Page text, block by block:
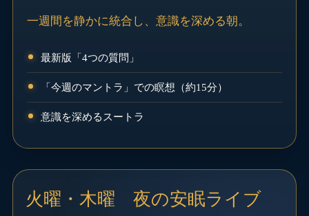
一週間を静かに統合し、意識を深める朝。
最新版「4つの質問」
「今週のマントラ」での瞑想（約15分）
意識を深めるスートラ
火曜・木曜 夜の安眠ライブ